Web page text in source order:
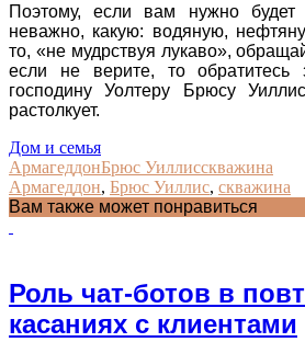
Поэтому, если вам нужно будет
неважно, какую: водяную,
то, «не мудрствуя лукаво»,
если не верите, то обратитесь
господину Уолтеру Брюсу
растолкует.
Дом и семья
АрмагеддонБрюс Уиллисскважина
Армагеддон, Брюс Уиллис, скважина
Вам также может понравиться
Роль чат-ботов в
касаниях с клиентами